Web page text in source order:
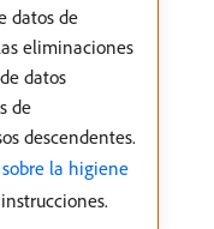
datos de
eliminaciones
datos
de
descendentes.
la higiene